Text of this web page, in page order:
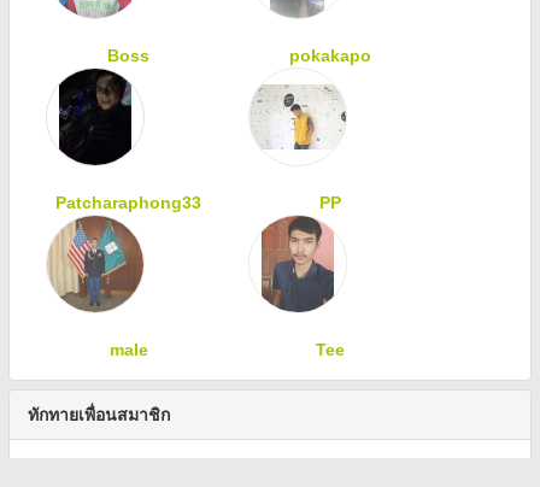
Boss pokakapo
Patcharaphong33 PP
male Tee
ทักทายเพื่อนสมาชิก